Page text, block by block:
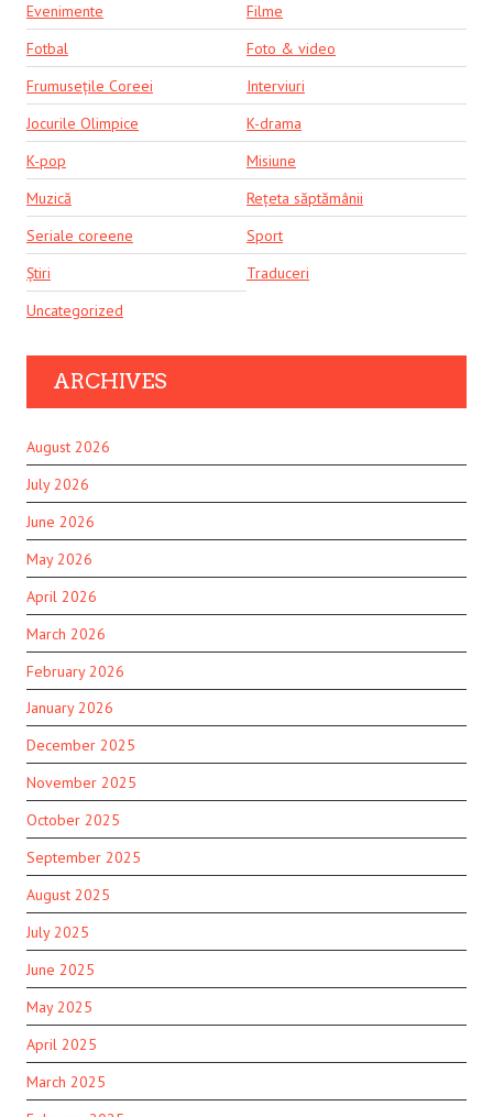
Evenimente
Filme
Fotbal
Foto & video
Frumusețile Coreei
Interviuri
Jocurile Olimpice
K-drama
K-pop
Misiune
Muzică
Rețeta săptămânii
Seriale coreene
Sport
Știri
Traduceri
Uncategorized
ARCHIVES
August 2026
July 2026
June 2026
May 2026
April 2026
March 2026
February 2026
January 2026
December 2025
November 2025
October 2025
September 2025
August 2025
July 2025
June 2025
May 2025
April 2025
March 2025